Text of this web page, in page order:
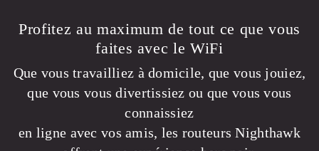
Profitez au maximum de tout ce que vous
faites avec le WiFi
Que vous travailliez à domicile, que vous jouiez,
que vous vous divertissiez ou que vous vous
connaissiez
en ligne avec vos amis, les routeurs Nighthawk